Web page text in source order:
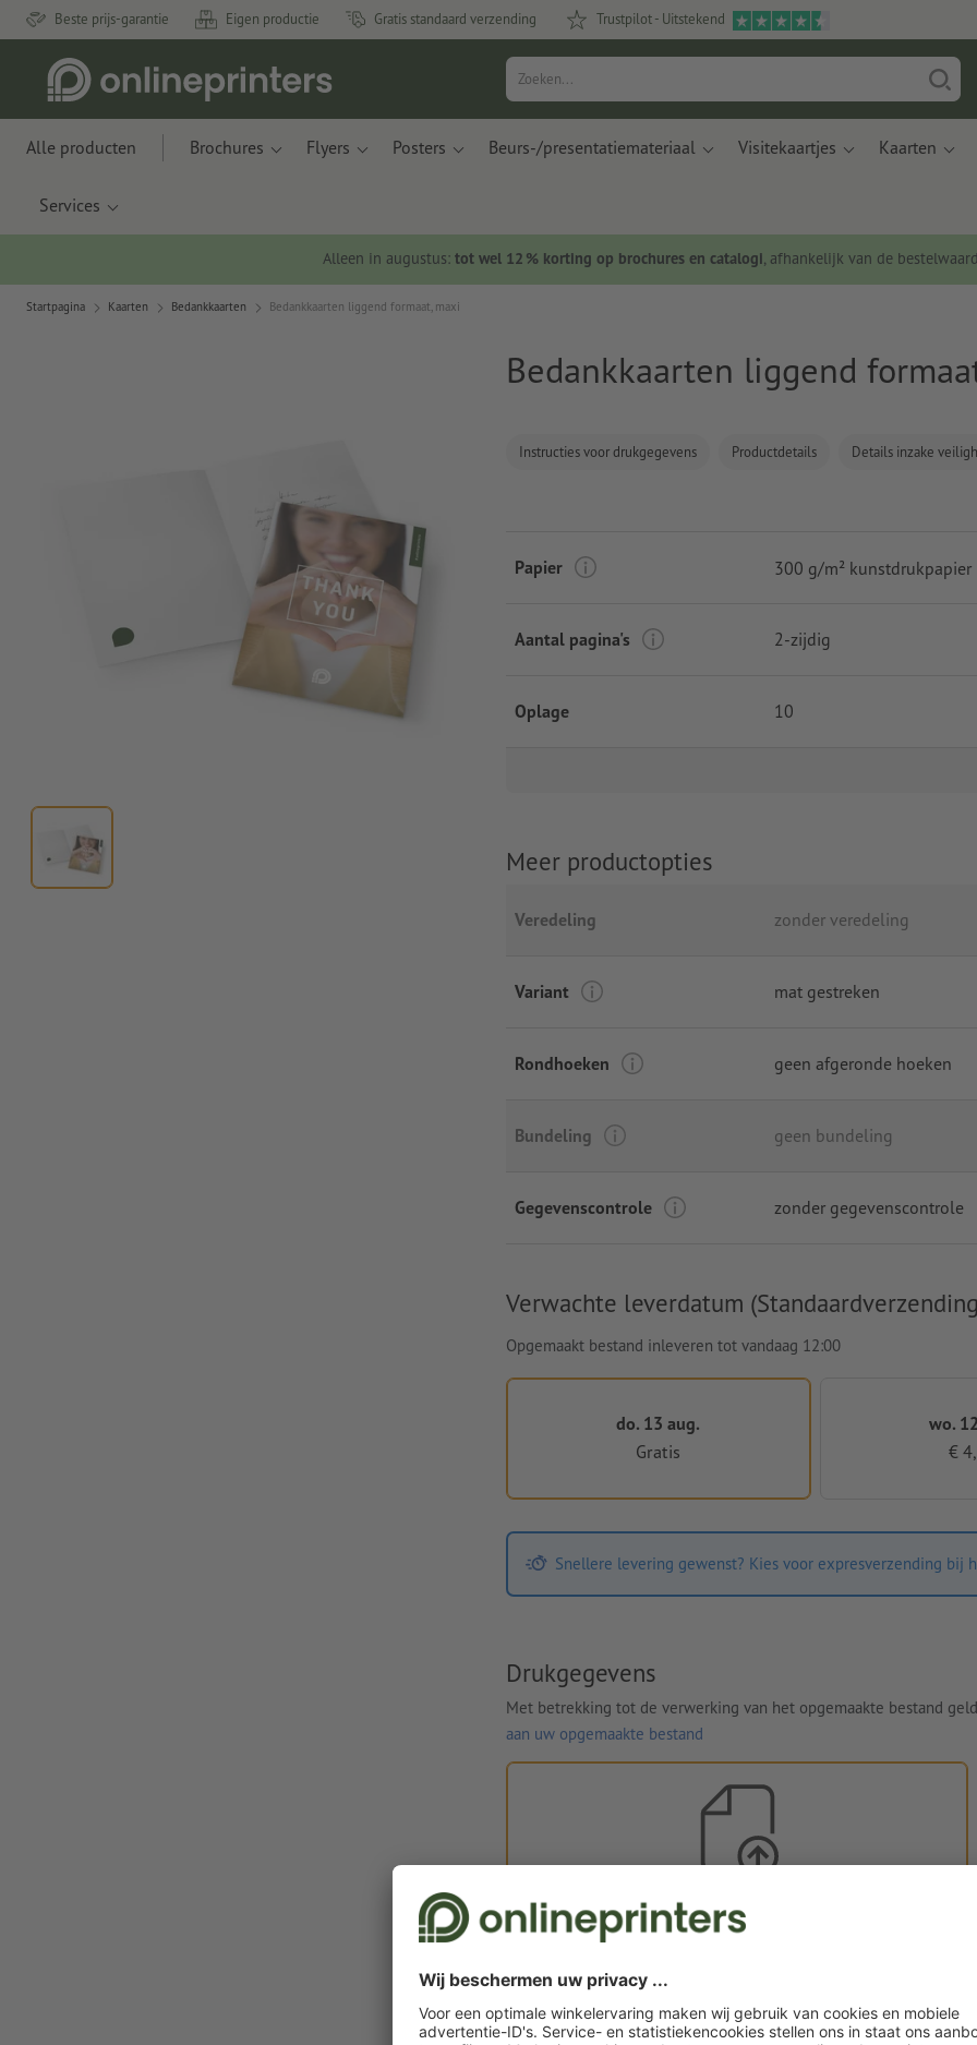
Beste prijs-garantie Eigen productie Gratis standaard verzending Trustpilot - Uitstekend
Alle producten Brochures Flyers Posters Beurs-/presentatiemateriaal Visitekaartjes Kaarten
Services
Alleen in augustus: tot wel 12 % korting op brochures en catalogi, afhankelijk van de
Startpagina Kaarten Bedankkaarten Bedankkaarten liggend formaat, maxi
Bedankkaarten liggend
Instructies voor drukgegevens Productdetails Details inzake
Papier 300 g/m² kunstdrukpapier
Aantal pagina's 2-zijdig
Oplage 10
Meer productopties
Veredeling zonder veredeling
Variant mat gestreken
Rondhoeken geen afgeronde hoeken
Bundeling geen bundeling
Gegevenscontrole zonder gegevenscontrole
Verwachte leverdatum
Opgemaakt bestand inleveren tot vandaag 12:00
do. 13 aug.
Gratis
wo.
€
Snellere levering gewenst? Kies voor expresverzending bij
Drukgegevens
Met betrekking tot de verwerking van het opgemaakte bestand
aan uw opgemaakte bestand
Eigen opgemaakte bestanden
U kunt uw opgemaakte bestanden vóór of na aankoop
uploaden.